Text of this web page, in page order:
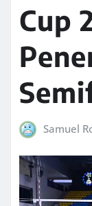
Cup
Samuel